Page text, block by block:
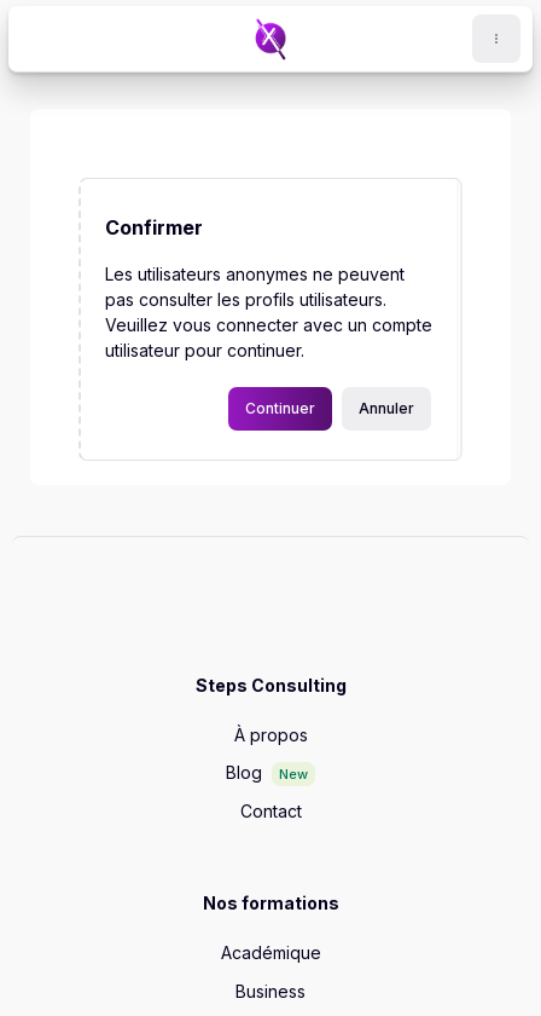
Confirmer
Les utilisateurs anonymes ne peuvent
pas consulter les profils utilisateurs.
Veuillez vous connecter avec un compte
utilisateur pour continuer.
Annuler
Continuer
Steps Consulting
À propos
Blog
New
Contact
Nos formations
Académique
Business